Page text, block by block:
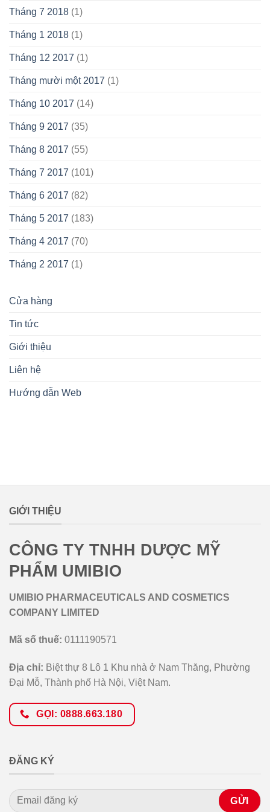
Tháng 7 2018 (1)
Tháng 1 2018 (1)
Tháng 12 2017 (1)
Tháng mười một 2017 (1)
Tháng 10 2017 (14)
Tháng 9 2017 (35)
Tháng 8 2017 (55)
Tháng 7 2017 (101)
Tháng 6 2017 (82)
Tháng 5 2017 (183)
Tháng 4 2017 (70)
Tháng 2 2017 (1)
Cửa hàng
Tin tức
Giới thiệu
Liên hệ
Hướng dẫn Web
GIỚI THIỆU
CÔNG TY TNHH DƯỢC MỸ
PHẨM UMIBIO
UMIBIO PHARMACEUTICALS AND COSMETICS
COMPANY LIMITED
Mã số thuế: 0111190571
Địa chỉ: Biệt thự 8 Lô 1 Khu nhà ở Nam Thăng, Phường
Đại Mỗ, Thành phố Hà Nội, Việt Nam.
GỌI: 0888.663.180
ĐĂNG KÝ